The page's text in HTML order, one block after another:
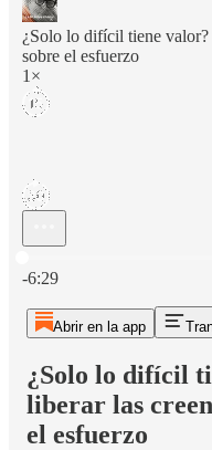
¿Solo lo difícil tiene
sobre el esfuerzo
1×
-6:29
Abrir en la app
¿Solo lo difícil
liberar las
el esfuerzo